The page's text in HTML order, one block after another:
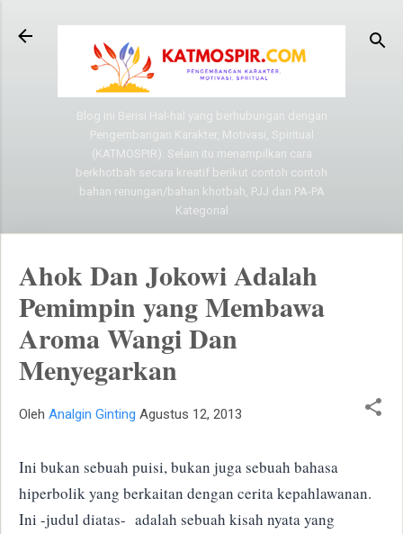
Langsung ke konten utama
Blog ini Berisi Hal-hal yang berhubungan dengan
Pengembangan Karakter, Motivasi, Spiritual
(KATMOSPIR). Selain itu menampilkan cara
berkhotbah secara kreatif berikut contoh contoh
bahan renungan/bahan khotbah, PJJ dan PA-PA
Kategorial
Ahok Dan Jokowi Adalah
Pemimpin yang Membawa
Aroma Wangi Dan
Menyegarkan
Oleh Analgin Ginting Agustus 12, 2013
Ini bukan sebuah puisi, bukan juga sebuah bahasa
hiperbolik yang berkaitan dengan cerita kepahlawanan.
Ini -judul diatas- adalah sebuah kisah nyata yang